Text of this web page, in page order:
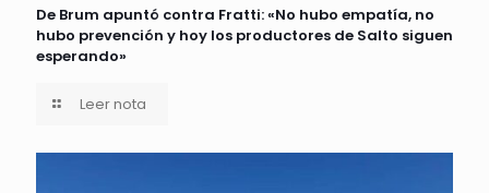
De Brum apuntó contra Fratti: «No hubo empatía, no
hubo prevención y hoy los productores de Salto siguen
esperando»
Leer nota